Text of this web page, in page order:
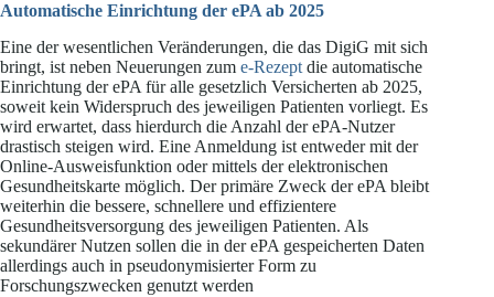
Automatische Einrichtung der ePA ab 2025
Eine der wesentlichen Veränderungen, die das DigiG mit sich
bringt, ist neben Neuerungen zum e-Rezept die automatische
Einrichtung der ePA für alle gesetzlich Versicherten ab 2025,
soweit kein Widerspruch des jeweiligen Patienten vorliegt. Es
wird erwartet, dass hierdurch die Anzahl der ePA-Nutzer
drastisch steigen wird. Eine Anmeldung ist entweder mit der
Online-Ausweisfunktion oder mittels der elektronischen
Gesundheitskarte möglich. Der primäre Zweck der ePA bleibt
weiterhin die bessere, schnellere und effizientere
Gesundheitsversorgung des jeweiligen Patienten. Als
sekundärer Nutzen sollen die in der ePA gespeicherten Daten
allerdings auch in pseudonymisierter Form zu
Forschungszwecken genutzt werden